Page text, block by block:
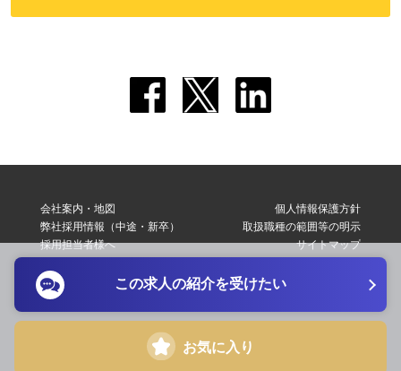
会社案内・地図
弊社採用情報（中途・新卒）
採用担当者様へ
個人情報保護方針
取扱職種の範囲等の明示
サイトマップ
この求人の紹介を受けたい
お気に入り